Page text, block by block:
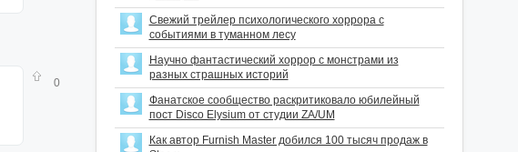
0
Свежий трейлер психологического хоррора с
событиями в туманном лесу
Научно фантастический хоррор с монстрами из
разных страшных историй
Фанатское сообщество раскритиковало юбилейный
пост Disco Elysium от студии ZA/UM
Как автор Furnish Master добился 100 тысяч продаж в